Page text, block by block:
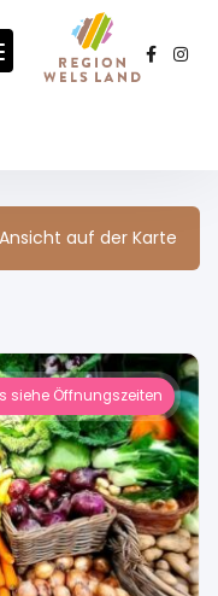
Ansicht auf der Karte
siehe Öffnungszeiten